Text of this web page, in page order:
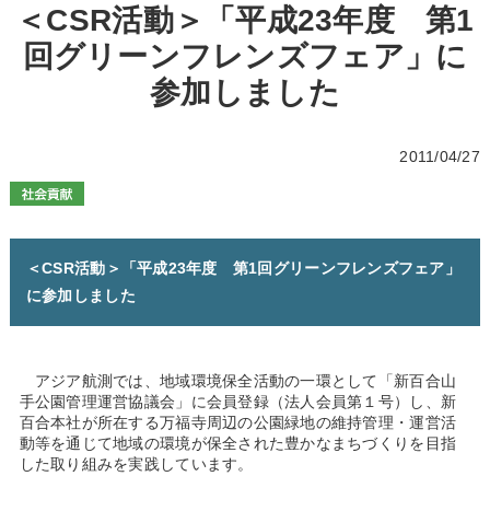
＜CSR活動＞「平成23年度 第1
回グリーンフレンズフェア」に
参加しました
2011/04/27
＜CSR活動＞「平成23年度 第1回グリーンフレンズフェア」
に参加しました
アジア航測では、地域環境保全活動の一環として「新百合山
手公園管理運営協議会」に会員登録（法人会員第１号）し、新
百合本社が所在する万福寺周辺の公園緑地の維持管理・運営活
動等を通じて地域の環境が保全された豊かなまちづくりを目指
した取り組みを実践しています。